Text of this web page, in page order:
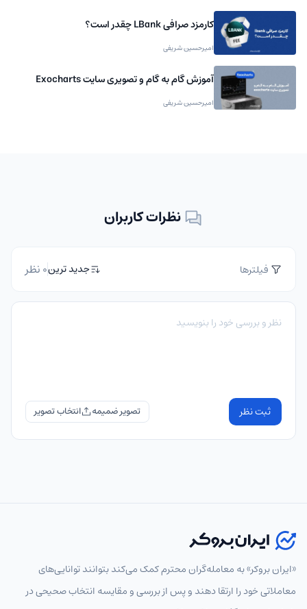
کارمزد صرافی LBank چقدر است؟
امیرحسین شریفی
آموزش گام به گام و تصویری سایت Exocharts
امیرحسین شریفی
نظرات کاربران
فیلترها جدید ترین0 نظر
ثبت نظر تصویر ضمیمه
«ایران بروکر» به معامله‌گران محترم کمک می‌کند بتوانند توانایی‌های
معاملاتی خود را ارتقا دهند و پس از بررسی و مقایسه انتخاب‌ صحیحی در